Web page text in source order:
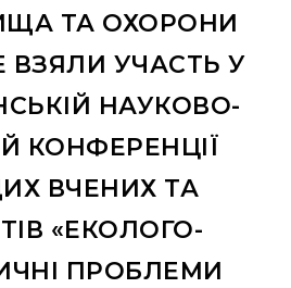
ТА ОХОРОНИ
ВЗЯЛИ УЧАСТЬ У
НАУКОВО-
КОНФЕРЕНЦІЇ
ВЧЕНИХ ТА
«ЕКОЛОГО-
ПРОБЛЕМИ